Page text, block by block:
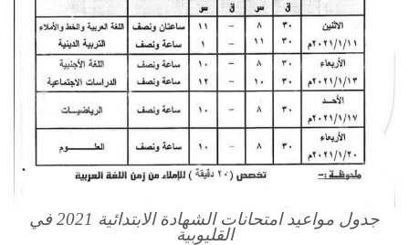
جدول مواعيد امتحانات الشهادة الابتدائية 2021 في
القليوبية